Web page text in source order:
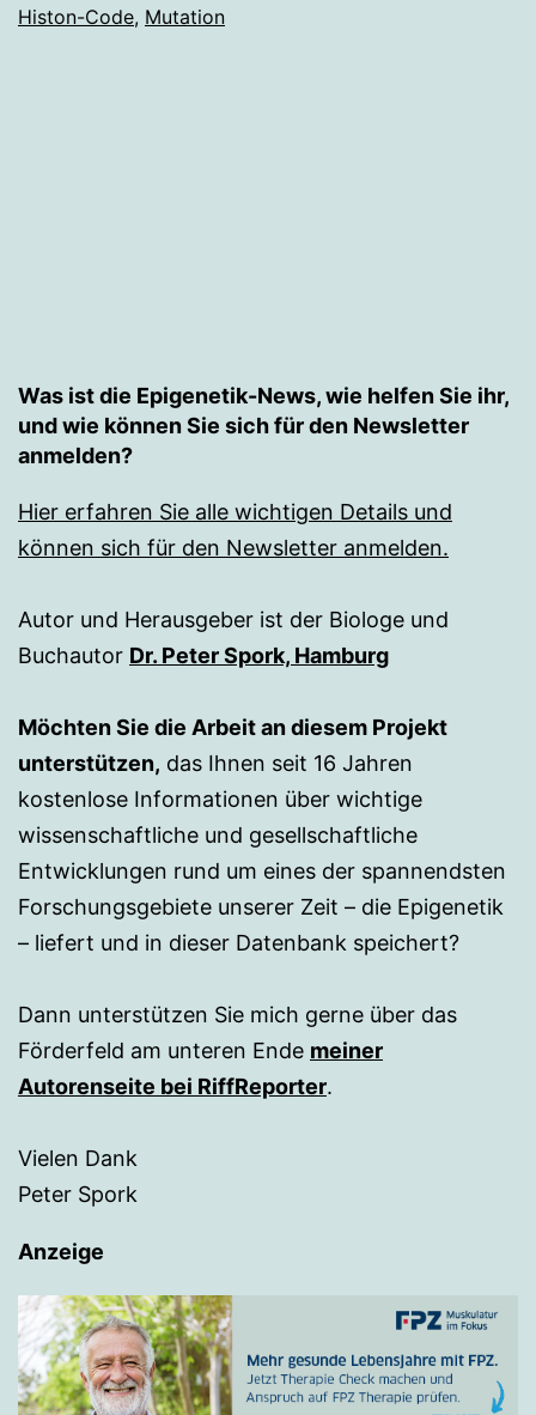
mutieren
Histon-Code, Mutation
Was ist die Epigenetik-News, wie helfen Sie ihr,
und wie können Sie sich für den Newsletter
anmelden?
Hier erfahren Sie alle wichtigen Details und
können sich für den Newsletter anmelden.
Autor und Herausgeber ist der Biologe und
Buchautor Dr. Peter Spork, Hamburg
Möchten Sie die Arbeit an diesem Projekt
unterstützen, das Ihnen seit 16 Jahren
kostenlose Informationen über wichtige
wissenschaftliche und gesellschaftliche
Entwicklungen rund um eines der spannendsten
Forschungsgebiete unserer Zeit – die Epigenetik
– liefert und in dieser Datenbank speichert?
Dann unterstützen Sie mich gerne über das
Förderfeld am unteren Ende meiner
Autorenseite bei RiffReporter.
Vielen Dank
Peter Spork
Anzeige